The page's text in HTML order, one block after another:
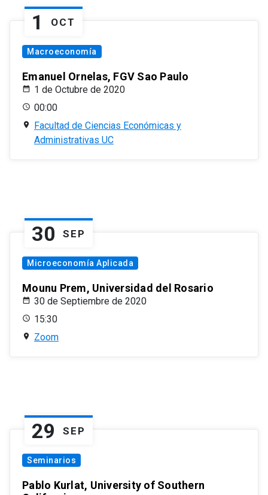
1 OCT
Macroeconomía
Emanuel Ornelas, FGV Sao Paulo
1 de Octubre de 2020
00:00
Facultad de Ciencias Económicas y
Administrativas UC
30 SEP
Microeconomía Aplicada
Mounu Prem, Universidad del Rosario
30 de Septiembre de 2020
15:30
Zoom
29 SEP
Seminarios
Pablo Kurlat, University of Southern